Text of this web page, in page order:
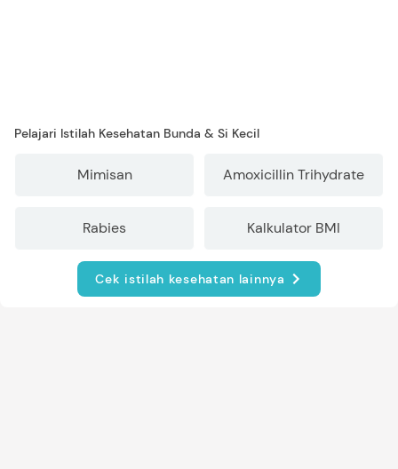
Pelajari Istilah Kesehatan Bunda & Si Kecil
Mimisan Amoxicillin Trihydrate
Rabies Kalkulator BMI
Cek istilah kesehatan lainnya